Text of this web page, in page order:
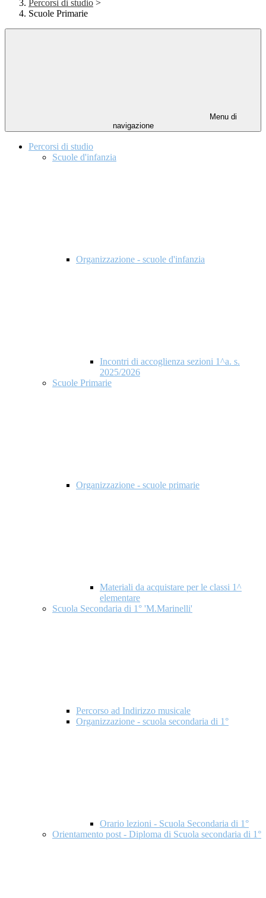
Percorsi di studio >
Scuole Primarie
Menu di
navigazione
Percorsi di studio
Scuole d'infanzia
Organizzazione - scuole d'infanzia
Incontri di accoglienza sezioni 1^a. s.
2025/2026
Scuole Primarie
Organizzazione - scuole primarie
Materiali da acquistare per le classi 1^
elementare
Scuola Secondaria di 1° 'M.Marinelli'
Percorso ad Indirizzo musicale
Organizzazione - scuola secondaria di 1°
Orario lezioni - Scuola Secondaria di 1°
Orientamento post - Diploma di Scuola secondaria di 1°